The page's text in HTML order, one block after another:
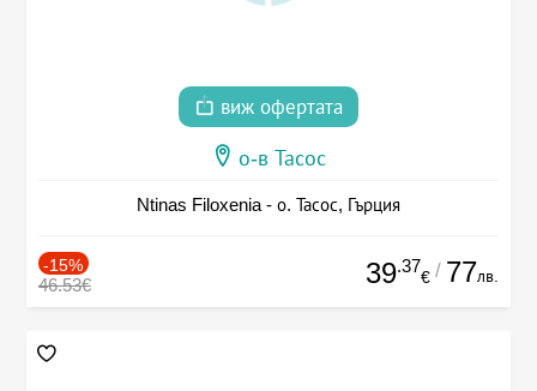
виж офертата
о-в Тасос
Ntinas Filoxenia - о. Тасос, Гърция
-15%
46.53€ 39.37
€ / 77лв.